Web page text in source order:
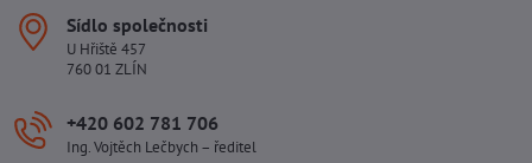
Sídlo společnosti
U Hřiště 457
760 01 ZLÍN
+420 602 781 706
Ing. Vojtěch Lečbych – ředitel